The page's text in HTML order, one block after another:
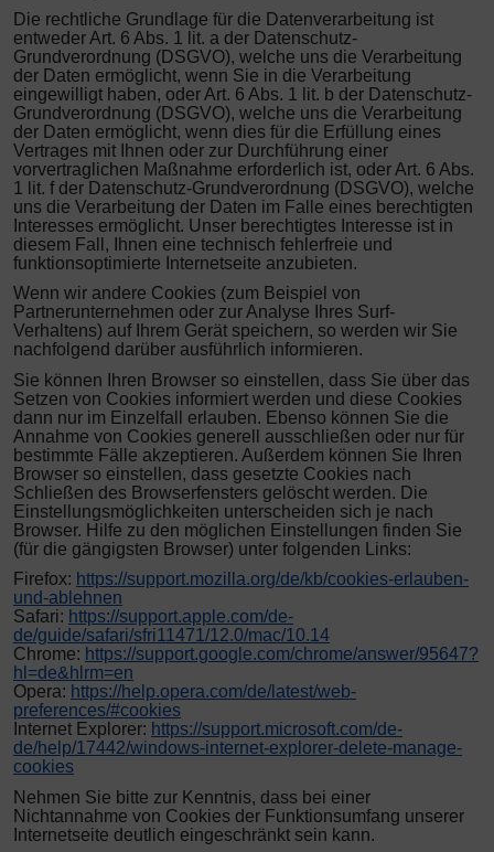
Die rechtliche Grundlage für die Datenverarbeitung ist
entweder Art. 6 Abs. 1 lit. a der Datenschutz-
Grundverordnung (DSGVO), welche uns die Verarbeitung
der Daten ermöglicht, wenn Sie in die Verarbeitung
eingewilligt haben, oder Art. 6 Abs. 1 lit. b der Datenschutz-
Grundverordnung (DSGVO), welche uns die Verarbeitung
der Daten ermöglicht, wenn dies für die Erfüllung eines
Vertrages mit Ihnen oder zur Durchführung einer
vorvertraglichen Maßnahme erforderlich ist, oder Art. 6 Abs.
1 lit. f der Datenschutz-Grundverordnung (DSGVO), welche
uns die Verarbeitung der Daten im Falle eines berechtigten
Interesses ermöglicht. Unser berechtigtes Interesse ist in
diesem Fall, Ihnen eine technisch fehlerfreie und
funktionsoptimierte Internetseite anzubieten.
Wenn wir andere Cookies (zum Beispiel von
Partnerunternehmen oder zur Analyse Ihres Surf-
Verhaltens) auf Ihrem Gerät speichern, so werden wir Sie
nachfolgend darüber ausführlich informieren.
Sie können Ihren Browser so einstellen, dass Sie über das
Setzen von Cookies informiert werden und diese Cookies
dann nur im Einzelfall erlauben. Ebenso können Sie die
Annahme von Cookies generell ausschließen oder nur für
bestimmte Fälle akzeptieren. Außerdem können Sie Ihren
Browser so einstellen, dass gesetzte Cookies nach
Schließen des Browserfensters gelöscht werden. Die
Einstellungsmöglichkeiten unterscheiden sich je nach
Browser. Hilfe zu den möglichen Einstellungen finden Sie
(für die gängigsten Browser) unter folgenden Links:
Firefox: https://support.mozilla.org/de/kb/cookies-erlauben-
und-ablehnen
Safari: https://support.apple.com/de-
de/guide/safari/sfri11471/12.0/mac/10.14
Chrome: https://support.google.com/chrome/answer/95647?
hl=de&hlrm=en
Opera: https://help.opera.com/de/latest/web-
preferences/#cookies
Internet Explorer: https://support.microsoft.com/de-
de/help/17442/windows-internet-explorer-delete-manage-
cookies
Nehmen Sie bitte zur Kenntnis, dass bei einer
Nichtannahme von Cookies der Funktionsumfang unserer
Internetseite deutlich eingeschränkt sein kann.